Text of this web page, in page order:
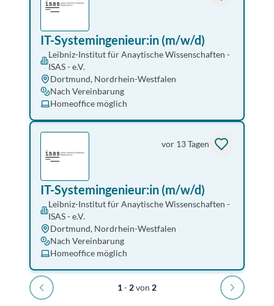
IT-Systemingenieur:in (m/w/d)
Leibniz-Institut für Anaytische Wissenschaften -
ISAS - e.V.
Dortmund, Nordrhein-Westfalen
Nach Vereinbarung
Homeoffice möglich
vor 13 Tagen
IT-Systemingenieur:in (m/w/d)
Leibniz-Institut für Anaytische Wissenschaften -
ISAS - e.V.
Dortmund, Nordrhein-Westfalen
Nach Vereinbarung
Homeoffice möglich
1- 2von 2